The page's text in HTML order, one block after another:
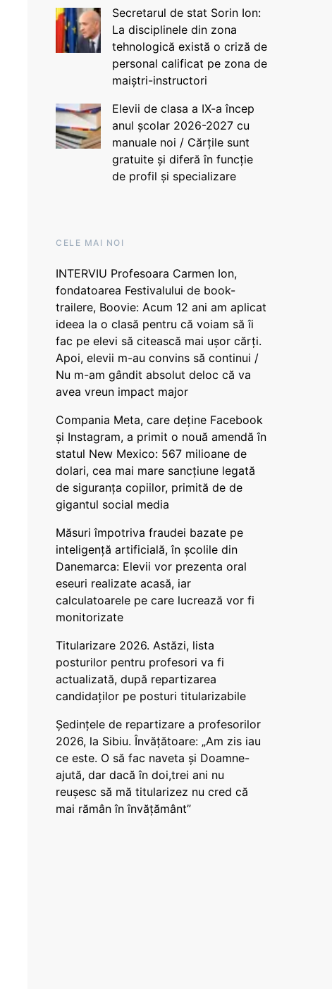
Secretarul de stat Sorin Ion:
La disciplinele din zona
tehnologică există o criză de
personal calificat pe zona de
maiștri-instructori
Elevii de clasa a IX-a încep
anul școlar 2026-2027 cu
manuale noi / Cărțile sunt
gratuite și diferă în funcție
de profil și specializare
CELE MAI NOI
INTERVIU Profesoara Carmen Ion,
fondatoarea Festivalului de book-
trailere, Boovie: Acum 12 ani am aplicat
ideea la o clasă pentru că voiam să îi
fac pe elevi să citească mai ușor cărți.
Apoi, elevii m-au convins să continui /
Nu m-am gândit absolut deloc că va
avea vreun impact major
Compania Meta, care deține Facebook
și Instagram, a primit o nouă amendă în
statul New Mexico: 567 milioane de
dolari, cea mai mare sancțiune legată
de siguranța copiilor, primită de de
gigantul social media
Măsuri împotriva fraudei bazate pe
inteligență artificială, în școlile din
Danemarca: Elevii vor prezenta oral
eseuri realizate acasă, iar
calculatoarele pe care lucrează vor fi
monitorizate
Titularizare 2026. Astăzi, lista
posturilor pentru profesori va fi
actualizată, după repartizarea
candidaților pe posturi titularizabile
Ședințele de repartizare a profesorilor
2026, la Sibiu. Învățătoare: „Am zis iau
ce este. O să fac naveta și Doamne-
ajută, dar dacă în doi,trei ani nu
reușesc să mă titularizez nu cred că
mai rămân în învățământ”